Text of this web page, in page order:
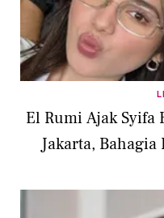
El Rumi Ajak Syifa
Jakarta,